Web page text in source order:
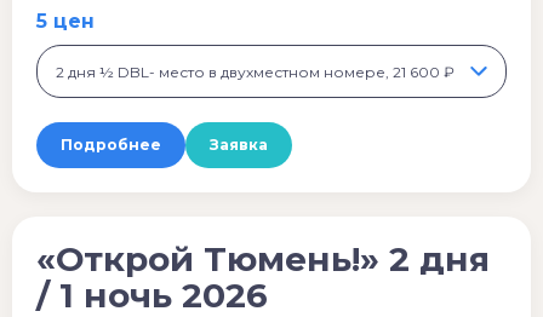
5 цен
2 дня ½ DBL- место в двухместном номере, 21 600 ₽
Подробнее Заявка
«Открой Тюмень!» 2 дня
/ 1 ночь 2026